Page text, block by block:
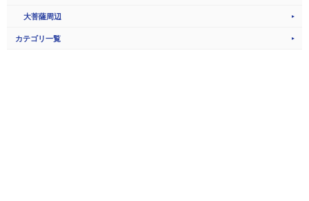
大菩薩周辺
カテゴリ一覧